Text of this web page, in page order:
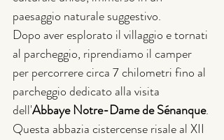
paesaggio naturale suggestivo.
Dopo aver esplorato il villaggio e tornati
al parcheggio, riprendiamo il camper
per percorrere circa 7 chilometri fino al
parcheggio dedicato alla visita
dell'Abbaye Notre-Dame de Sénanque.
Questa abbazia cistercense risale al XII